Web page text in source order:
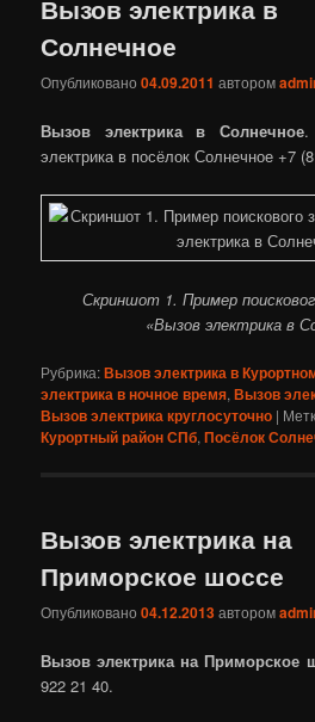
Вызов электрика в
Солнечное
Опубликовано04.09.2011 автором
Вызов электрика в Солнечное.
электрика в посёлок Солнечное +7
Скриншот 1. Пример
«Вызов электрика в
Рубрика:Вызов электрика в
электрика в ночное время,Вызов
Вызов электрика круглосуточно |
Курортный район СПб,Посёлок
Вызов электрика на
Приморское шоссе
Опубликовано04.12.2013автором
Вызов электрика на Приморское
922 21 40.